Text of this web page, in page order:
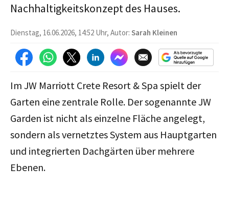
Nachhaltigkeitskonzept des Hauses.
Dienstag, 16.06.2026, 14:52 Uhr, Autor: Sarah Kleinen
Im JW Marriott Crete Resort & Spa spielt der
Garten eine zentrale Rolle. Der sogenannte JW
Garden ist nicht als einzelne Fläche angelegt,
sondern als vernetztes System aus Hauptgarten
und integrierten Dachgärten über mehrere
Ebenen.